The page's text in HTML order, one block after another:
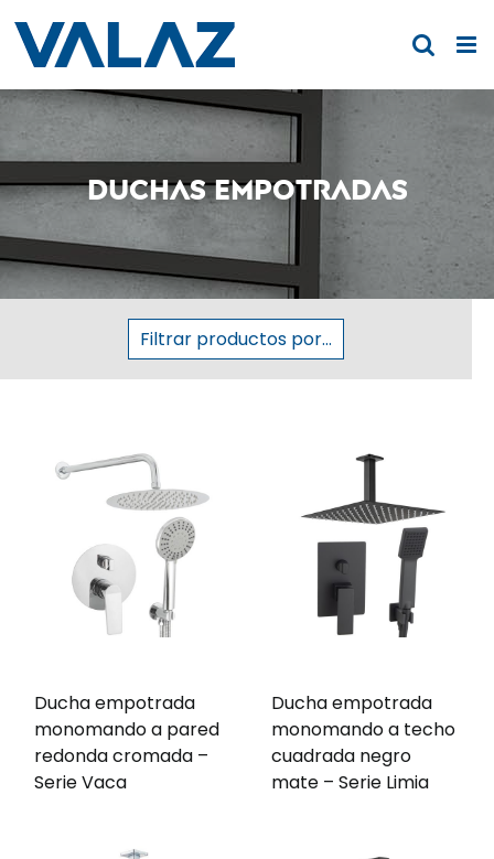
contenido
Duchas empotradas
Filtrar productos por...
Ducha empotrada
monomando a pared
redonda cromada –
Serie Vaca
Ducha empotrada
monomando a techo
cuadrada negro
mate – Serie Limia